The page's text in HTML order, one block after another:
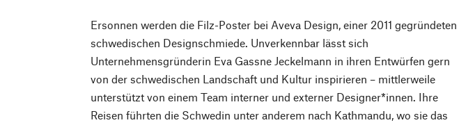
Ersonnen werden die Filz-Poster bei Aveva Design, einer 2011 gegründeten
schwedischen Designschmiede. Unverkennbar lässt sich
Unternehmensgründerin Eva Gassne Jeckelmann in ihren Entwürfen gern
von der schwedischen Landschaft und Kultur inspirieren – mittlerweile
unterstützt von einem Team interner und externer Designer*innen. Ihre
Reisen führten die Schwedin unter anderem nach Kathmandu, wo sie das